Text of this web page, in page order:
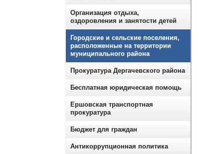
Организация отдыха,
оздоровления и занятости детей
Городские и сельские поселения,
расположенные на территории
муниципального района
Прокуратура Дергачевского района
Бесплатная юридическая помощь
Ершовская транспортная
прокуратура
Бюджет для граждан
Антикоррупционная политика